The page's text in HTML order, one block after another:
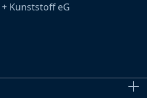
Kunststoff eG